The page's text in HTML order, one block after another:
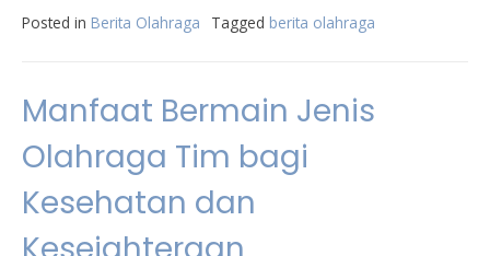
Posted in Berita Olahraga Tagged berita olahraga
Manfaat Bermain Jenis
Olahraga Tim bagi
Kesehatan dan